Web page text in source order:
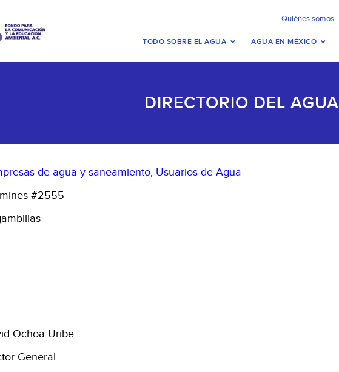
Quiénes somos
TODO SOBRE EL AGUA AGUA EN MÉXICO
DIRECTORIO DEL AGUA
de agua y saneamiento, Usuarios de Agua
#2555
Ochoa Uribe
General